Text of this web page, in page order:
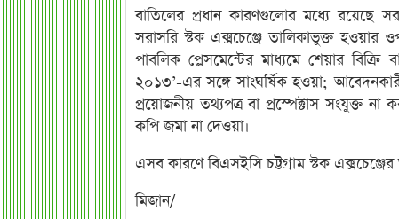
বাতিলের প্রধান কারণগুলোর মধ্যে রয়েছে
সরাসরি স্টক এক্সচেঞ্জে তালিকাভুক্ত হওয়ার
পাবলিক প্লেসমেন্টের মাধ্যমে শেয়ার বিক্রি
২০১৩’-এর সঙ্গে সাংঘর্ষিক হওয়া;
প্রয়োজনীয় তথ্যপত্র বা প্রস্পেক্টাস সংযুক্ত না
কপি জমা না দেওয়া।
এসব কারণে বিএসইসি চট্টগ্রাম স্টক
মিজান/